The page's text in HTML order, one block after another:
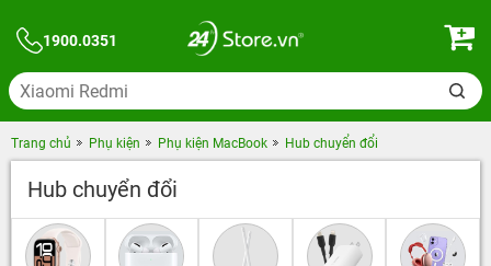
1900.0351
Trang chủ Phụ kiện Phụ kiện MacBook Hub chuyển đổi
Hub chuyển đổi